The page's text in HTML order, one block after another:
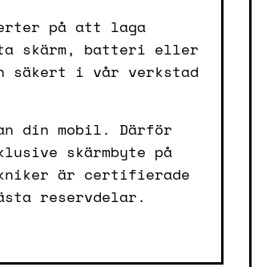
på att laga
skärm, batteri eller
säkert i vår verkstad
din mobil. Därför
skärmbyte på
är certifierade
reservdelar.